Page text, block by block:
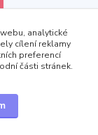
analytické
cílení reklamy
preferencí
části stránek.